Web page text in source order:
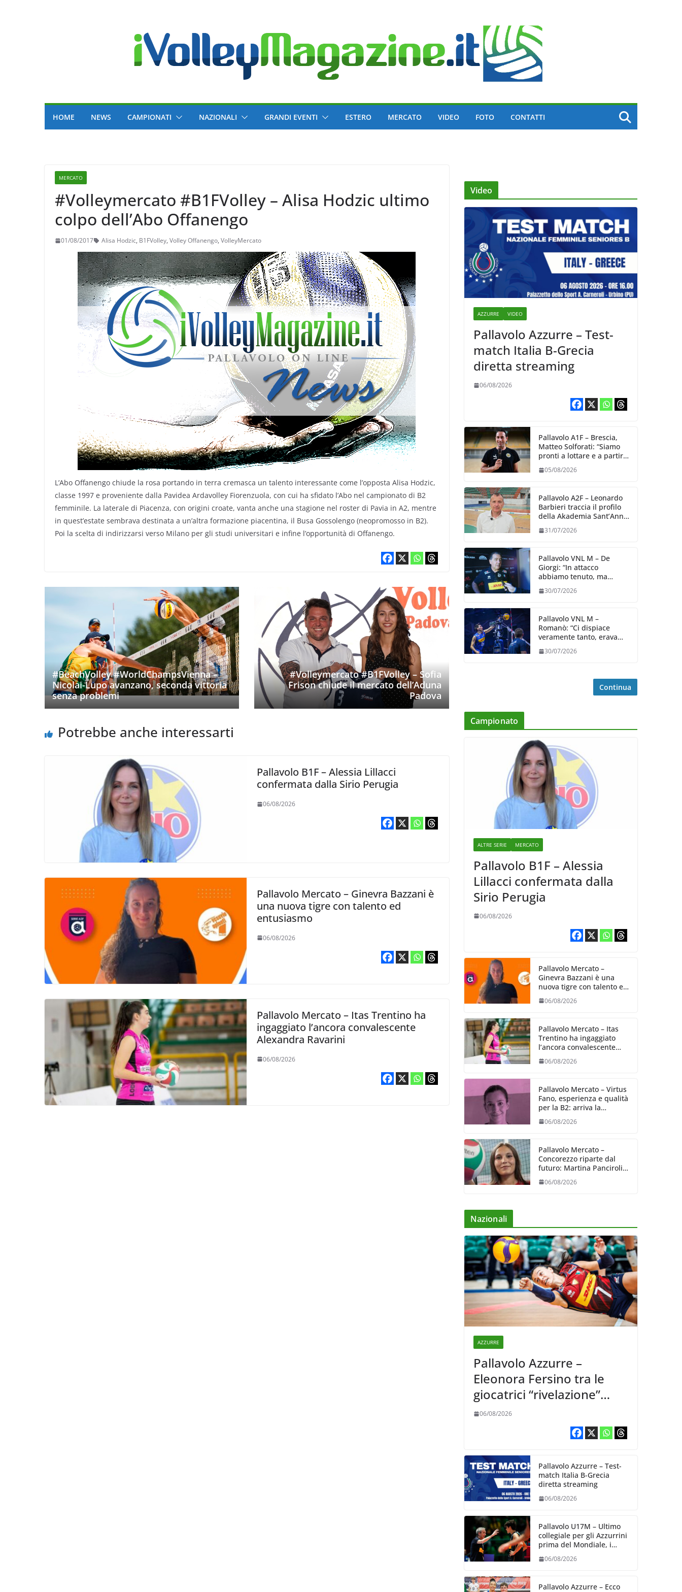
HOME NEWS CAMPIONATI NAZIONALI GRANDI EVENTI ESTERO MERCATO VIDEO FOTO CONTATTI
MERCATO
#Volleymercato #B1FVolley – Alisa Hodzic ultimo
colpo dell’Abo Offanengo
01/08/2017 Alisa Hodzic, B1FVolley, Volley Offanengo, VolleyMercato
L’Abo Offanengo chiude la rosa portando in terra cremasca un talento interessante come l’opposta Alisa Hodzic,
classe 1997 e proveniente dalla Pavidea Ardavolley Fiorenzuola, con cui ha sfidato l’Abo nel campionato di B2
femminile. La laterale di Piacenza, con origini croate, vanta anche una stagione nel roster di Pavia in A2, mentre
in quest’estate sembrava destinata a un’altra formazione piacentina, il Busa Gossolengo (neopromosso in B2).
Poi la scelta di indirizzarsi verso Milano per gli studi universitari e infine l’opportunità di Offanengo.
#BeachVolley #WorldChampsVienna –
Nicolai-Lupo avanzano, seconda vittoria
senza problemi
#Volleymercato #B1FVolley – Sofia
Frison chiude il mercato dell’Aduna
Padova
Potrebbe anche interessarti
Pallavolo B1F – Alessia Lillacci
confermata dalla Sirio Perugia
06/08/2026
Pallavolo Mercato – Ginevra Bazzani è
una nuova tigre con talento ed
entusiasmo
06/08/2026
Pallavolo Mercato – Itas Trentino ha
ingaggiato l’ancora convalescente
Alexandra Ravarini
06/08/2026
Video
AZZURRE VIDEO
Pallavolo Azzurre – Test-
match Italia B-Grecia
diretta streaming
06/08/2026
Pallavolo A1F – Brescia,
Matteo Solforati: “Siamo
pronti a lottare e a partire
giorno”
05/08/2026
Pallavolo A2F – Leonardo
Barbieri traccia il profilo
della Akademia Sant’Anna
31/07/2026
Pallavolo VNL M – De
Giorgi: “In attacco
abbiamo tenuto, ma
dalla prestazione in
30/07/2026
Pallavolo VNL M –
Romanò: “Ci dispiace
veramente tanto, eravamo
impareremo”
30/07/2026
Continua
Campionato
ALTRE SERIE MERCATO
Pallavolo B1F – Alessia
Lillacci confermata dalla
Sirio Perugia
06/08/2026
Pallavolo Mercato –
Ginevra Bazzani è una
nuova tigre con talento ed
entusiasmo
06/08/2026
Pallavolo Mercato – Itas
Trentino ha ingaggiato
l’ancora convalescente
Alexandra Ravarini
06/08/2026
Pallavolo Mercato – Virtus
Fano, esperienza e qualità
per la B2: arriva la
schiacciatrice fermana
Alessia Castellucci
06/08/2026
Pallavolo Mercato –
Concorezzo riparte dal
futuro: Martina Panciroli è
il primo acquisto
06/08/2026
Nazionali
AZZURRE
Pallavolo Azzurre –
Eleonora Fersino tra le
giocatrici “rivelazione”
della VNL 2026 per
06/08/2026
Pallavolo Azzurre – Test-
match Italia B-Grecia
diretta streaming
06/08/2026
Pallavolo U17M – Ultimo
collegiale per gli Azzurrini
prima del Mondiale, i
06/08/2026
Pallavolo Azzurre – Ecco